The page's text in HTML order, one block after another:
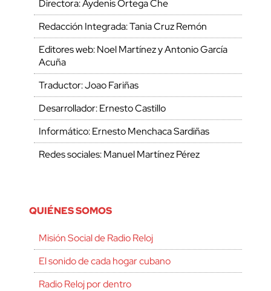
Directora: Aydenis Ortega Che
Redacción Integrada: Tania Cruz Remón
Editores web: Noel Martínez y Antonio García
Acuña
Traductor: Joao Fariñas
Desarrollador: Ernesto Castillo
Informático: Ernesto Menchaca Sardiñas
Redes sociales: Manuel Martínez Pérez
QUIÉNES SOMOS
Misión Social de Radio Reloj
El sonido de cada hogar cubano
Radio Reloj por dentro